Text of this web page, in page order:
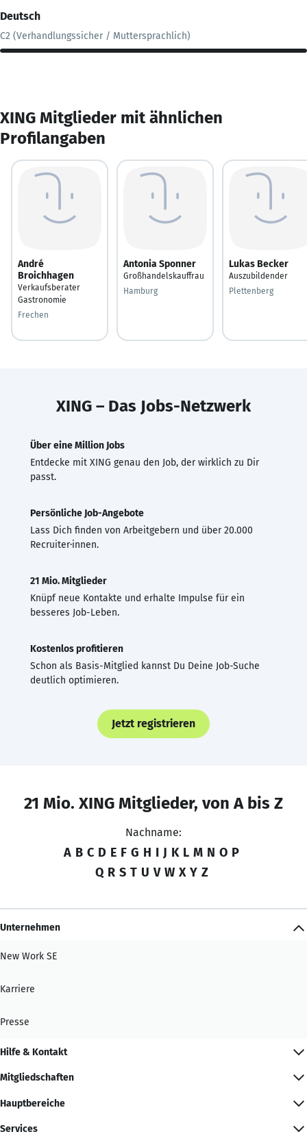
Deutsch
C2 (Verhandlungssicher / Muttersprachlich)
XING Mitglieder mit ähnlichen
Profilangaben
André
Broichhagen
Verkaufsberater
Gastronomie
Frechen
Antonia Sponner
Großhandelskauffrau
Hamburg
Lukas Becker
Auszubildender
Plettenberg
XING – Das Jobs-Netzwerk
Über eine Million Jobs
Entdecke mit XING genau den Job, der wirklich zu Dir
passt.
Persönliche Job-Angebote
Lass Dich finden von Arbeitgebern und über 20.000
Recruiter·innen.
21 Mio. Mitglieder
Knüpf neue Kontakte und erhalte Impulse für ein
besseres Job-Leben.
Kostenlos profitieren
Schon als Basis-Mitglied kannst Du Deine Job-Suche
deutlich optimieren.
Jetzt registrieren
21 Mio. XING Mitglieder, von A bis Z
Nachname:
A B C D E F G H I J K L M N O P
Q R S T U V W X Y Z
Unternehmen
New Work SE
Karriere
Presse
Hilfe & Kontakt
Mitgliedschaften
Hauptbereiche
Services